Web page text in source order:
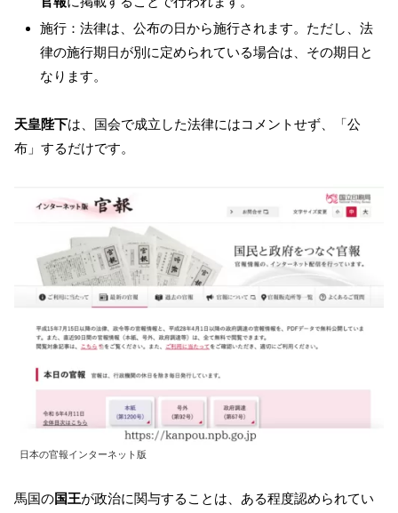
施行：法律は、公布の日から施行されます。ただし、法
律の施行期日が別に定められている場合は、その期日と
なります。
天皇陛下は、国会で成立した法律にはコメントせず、「公
布」するだけです。
日本の官報インターネット版
馬国の国王が政治に関与することは、ある程度認められてい